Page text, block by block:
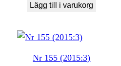
Lägg till i varukorg
Nr 155 (2015:3)